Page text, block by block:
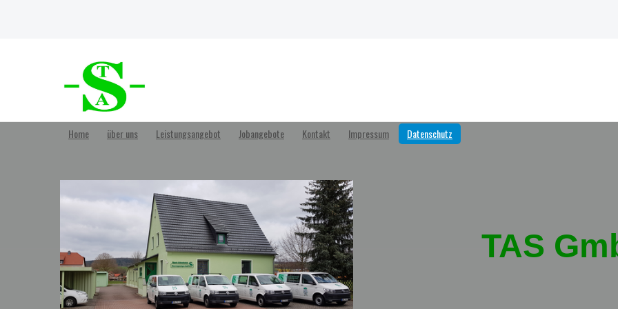
Home über uns Leistungsangebot Jobangebote Kontakt Impressum Datenschutz
TAS